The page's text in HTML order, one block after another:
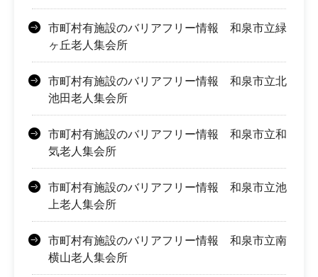
市町村有施設のバリアフリー情報 和泉市立緑
ヶ丘老人集会所
市町村有施設のバリアフリー情報 和泉市立北
池田老人集会所
市町村有施設のバリアフリー情報 和泉市立和
気老人集会所
市町村有施設のバリアフリー情報 和泉市立池
上老人集会所
市町村有施設のバリアフリー情報 和泉市立南
横山老人集会所